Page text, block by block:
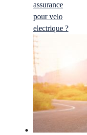
assurance
pour velo
electrique ?